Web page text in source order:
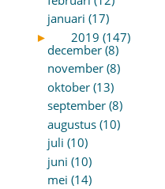
januari (17)
►
2019 (147)
december (8)
november (8)
oktober (13)
september (8)
augustus (10)
juli (10)
juni (10)
mei (14)